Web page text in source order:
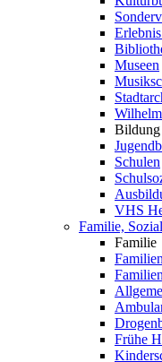
Museen
Bildung
Schulen
VHS
Familie,
Familie
Frühe